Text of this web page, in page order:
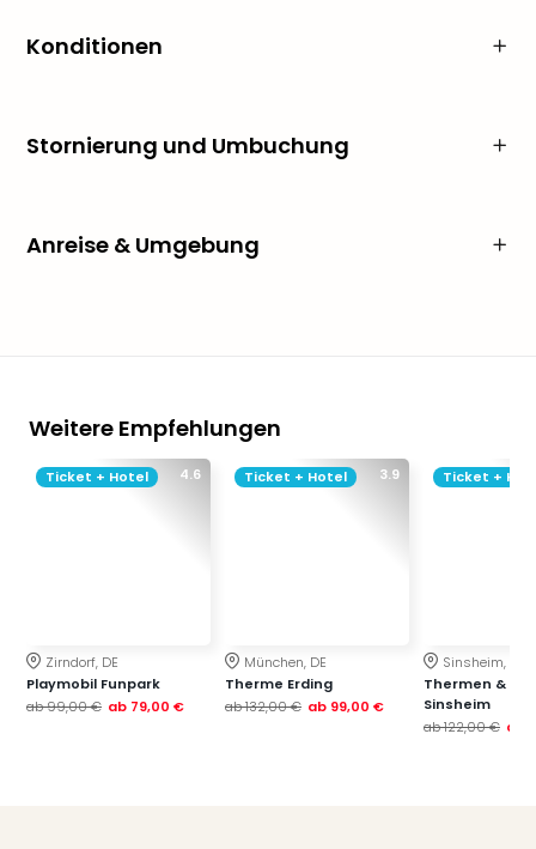
Konditionen
Stornierung und Umbuchung
Anreise & Umgebung
Weitere Empfehlungen
4.6
Ticket + Hotel
Zirndorf, DE
Playmobil Funpark
ab99,00 € ab 79,00 €
3.9
Ticket + Hotel
München, DE
Therme Erding
ab132,00 € ab 99,00 €
Ticket +
Sinsheim, DE
Thermen &
Sinsheim
ab122,00 € ab